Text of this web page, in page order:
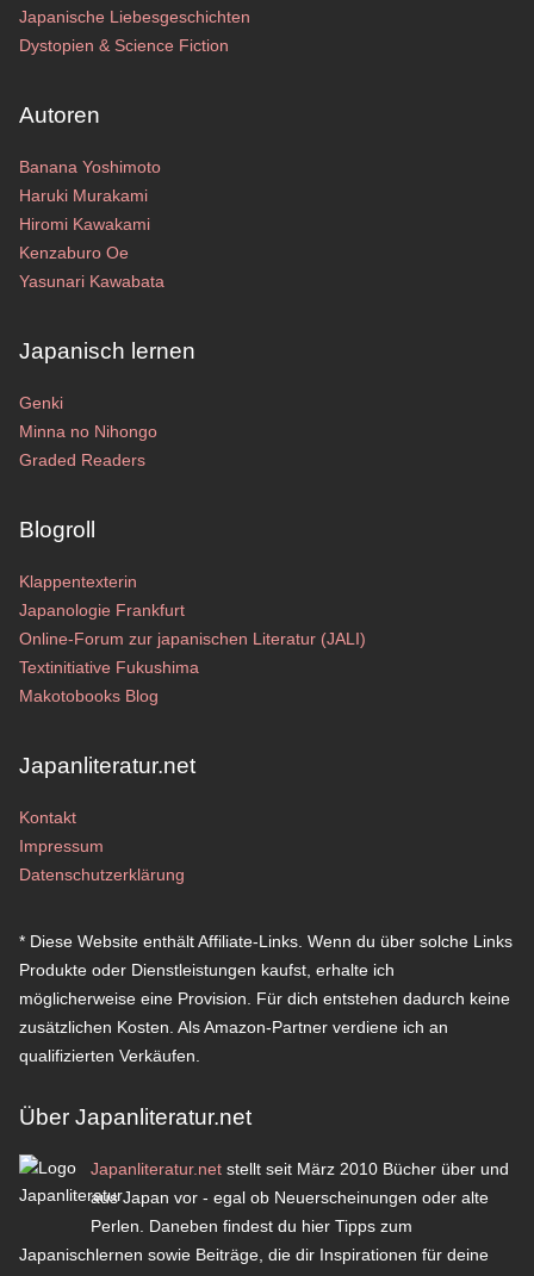
Japanische Liebesgeschichten
Dystopien & Science Fiction
Autoren
Banana Yoshimoto
Haruki Murakami
Hiromi Kawakami
Kenzaburo Oe
Yasunari Kawabata
Japanisch lernen
Genki
Minna no Nihongo
Graded Readers
Blogroll
Klappentexterin
Japanologie Frankfurt
Online-Forum zur japanischen Literatur (JALI)
Textinitiative Fukushima
Makotobooks Blog
Japanliteratur.net
Kontakt
Impressum
Datenschutzerklärung
* Diese Website enthält Affiliate-Links. Wenn du über solche Links
Produkte oder Dienstleistungen kaufst, erhalte ich
möglicherweise eine Provision. Für dich entstehen dadurch keine
zusätzlichen Kosten. Als Amazon-Partner verdiene ich an
qualifizierten Verkäufen.
Über Japanliteratur.net
Japanliteratur.net stellt seit März 2010 Bücher über und
aus Japan vor - egal ob Neuerscheinungen oder alte
Perlen. Daneben findest du hier Tipps zum
Japanischlernen sowie Beiträge, die dir Inspirationen für deine